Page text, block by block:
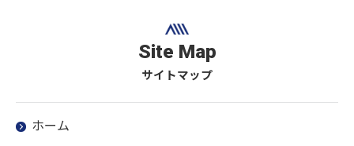
サイトマップ
Site Map
ホーム